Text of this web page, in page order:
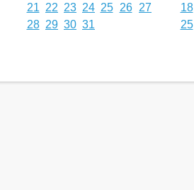
21 22 23 24 25 26
27
28 29 30 31
18
25